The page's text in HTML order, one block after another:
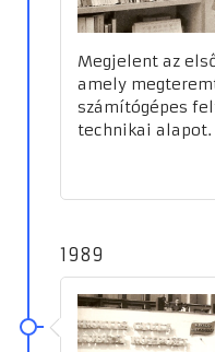
Megjelent az
amely
számítógépes
technikai alapot.
1989